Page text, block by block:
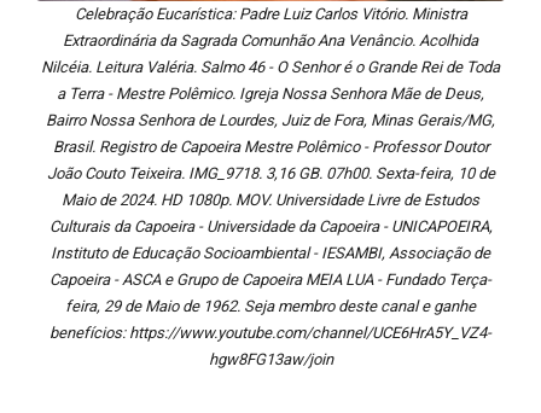
Celebração Eucarística: Padre Luiz Carlos Vitório. Ministra
Extraordinária da Sagrada Comunhão Ana Venâncio. Acolhida
Nilcéia. Leitura Valéria. Salmo 46 - O Senhor é o Grande Rei de Toda
a Terra - Mestre Polêmico. Igreja Nossa Senhora Mãe de Deus,
Bairro Nossa Senhora de Lourdes, Juiz de Fora, Minas Gerais/MG,
Brasil. Registro de Capoeira Mestre Polêmico - Professor Doutor
João Couto Teixeira. IMG_9718. 3,16 GB. 07h00. Sexta-feira, 10 de
Maio de 2024. HD 1080p. MOV. Universidade Livre de Estudos
Culturais da Capoeira - Universidade da Capoeira - UNICAPOEIRA,
Instituto de Educação Socioambiental - IESAMBI, Associação de
Capoeira - ASCA e Grupo de Capoeira MEIA LUA - Fundado Terça-
feira, 29 de Maio de 1962. Seja membro deste canal e ganhe
benefícios: https://www.youtube.com/channel/UCE6HrA5Y_VZ4-
hgw8FG13aw/join